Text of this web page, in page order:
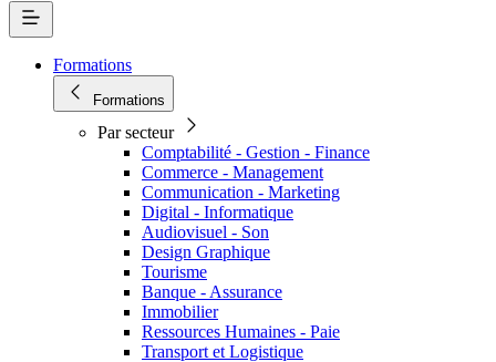
Formations
Formations
Par secteur
Comptabilité - Gestion - Finance
Commerce - Management
Communication - Marketing
Digital - Informatique
Audiovisuel - Son
Design Graphique
Tourisme
Banque - Assurance
Immobilier
Ressources Humaines - Paie
Transport et Logistique